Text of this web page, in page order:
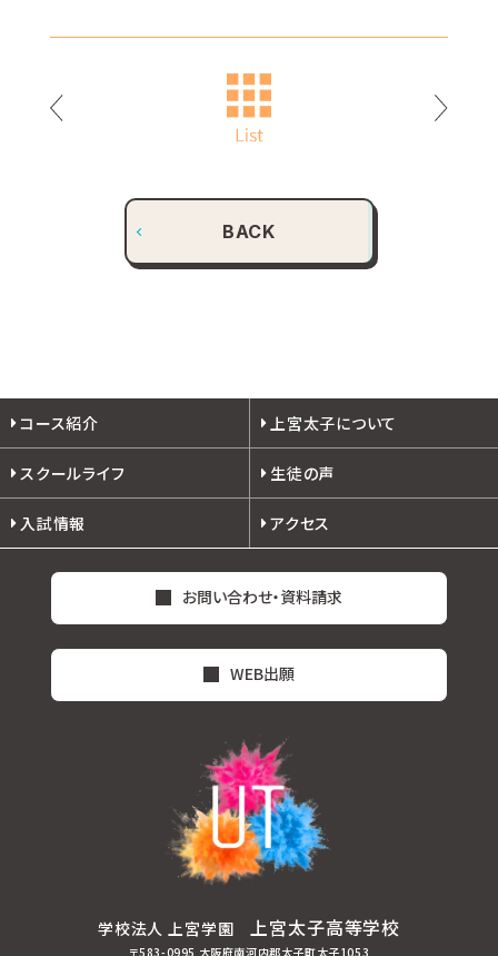
BACK
コース紹介 上宮太子について
スクールライフ 生徒の声
入試情報 アクセス
お問い合わせ・資料請求
WEB出願
学校法人 上宮学園上宮太子高等学校
〒583-0995 大阪府南河内郡太子町太子1053